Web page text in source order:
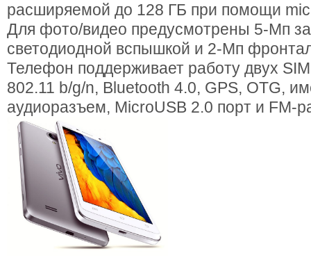
расширяемой до 128 ГБ при помощи
Для фото/видео предусмотрены 5-Мп
светодиодной вспышкой и 2-Мп
Телефон поддерживает работу двух
802.11 b/g/n, Bluetooth 4.0, GPS, OTG,
аудиоразъем, MicroUSB 2.0 порт и FM-